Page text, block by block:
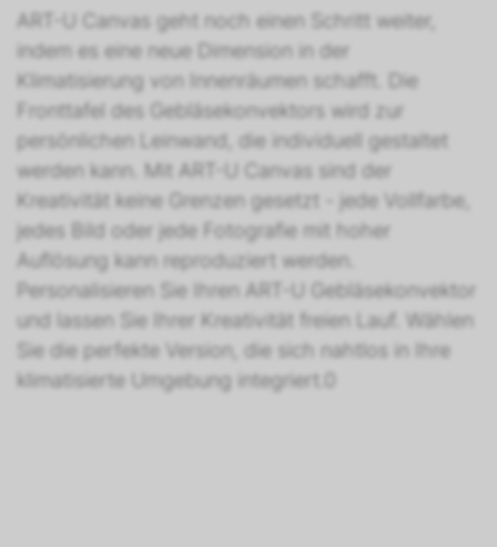
ART-U Canvas geht noch einen Schritt weiter,
indem es eine neue Dimension in der
Klimatisierung von Innenräumen schafft. Die
Fronttafel des Gebläsekonvektors wird zur
persönlichen Leinwand, die individuell gestaltet
werden kann. Mit ART-U Canvas sind der
Kreativität keine Grenzen gesetzt - jede Vollfarbe,
jedes Bild oder jede Fotografie mit hoher
Auflösung kann reproduziert werden.
Personalisieren Sie Ihren ART-U Gebläsekonvektor
und lassen Sie Ihrer Kreativität freien Lauf. Wählen
Sie die perfekte Version, die sich nahtlos in Ihre
klimatisierte Umgebung integriert.0